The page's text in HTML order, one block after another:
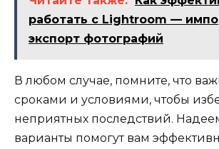
работать с Lightroom —
экспорт фотографий
В любом случае, помните, что
сроками и условиями, чтобы
неприятных последствий.
варианты помогут вам